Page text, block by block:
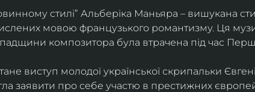
стилі” Альберіка Маньяра – вишукана
мовою французького романтизму. Ця
композитора була втрачена під час
виступ молодої української скрипальки
заявити про себе участю в престижних